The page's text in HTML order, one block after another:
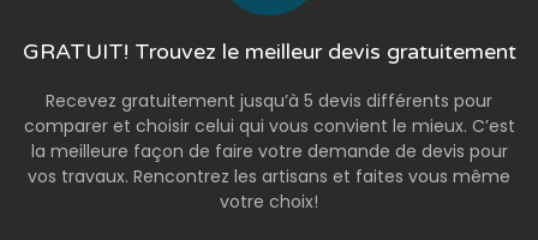
GRATUIT! Trouvez le meilleur devis gratuitement
Recevez gratuitement jusqu’à 5 devis différents pour
comparer et choisir celui qui vous convient le mieux. C’est
la meilleure façon de faire votre demande de devis pour
vos travaux. Rencontrez les artisans et faites vous même
votre choix!